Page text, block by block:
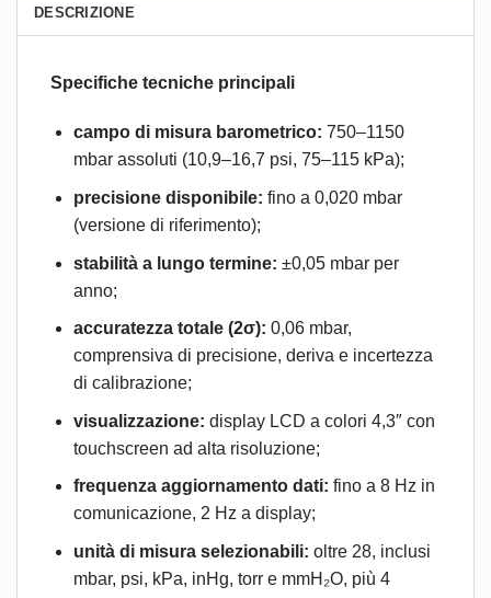
DESCRIZIONE
Specifiche tecniche principali
campo di misura barometrico: 750–1150
mbar assoluti (10,9–16,7 psi, 75–115 kPa);
precisione disponibile: fino a 0,020 mbar
(versione di riferimento);
stabilità a lungo termine: ±0,05 mbar per
anno;
accuratezza totale (2σ): 0,06 mbar,
comprensiva di precisione, deriva e incertezza
di calibrazione;
visualizzazione: display LCD a colori 4,3″ con
touchscreen ad alta risoluzione;
frequenza aggiornamento dati: fino a 8 Hz in
comunicazione, 2 Hz a display;
unità di misura selezionabili: oltre 28, inclusi
mbar, psi, kPa, inHg, torr e mmH₂O, più 4